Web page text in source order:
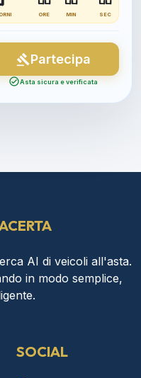
ORE MIN SEC
gavel Partecipa
check_circleAsta sicura e verificata
AI di veicoli all'asta.
in modo semplice,
SOCIAL